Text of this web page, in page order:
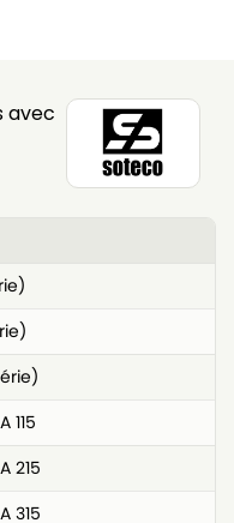
avec
115
215
315